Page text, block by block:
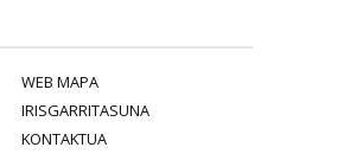
WEB MAPA
IRISGARRITASUNA
KONTAKTUA